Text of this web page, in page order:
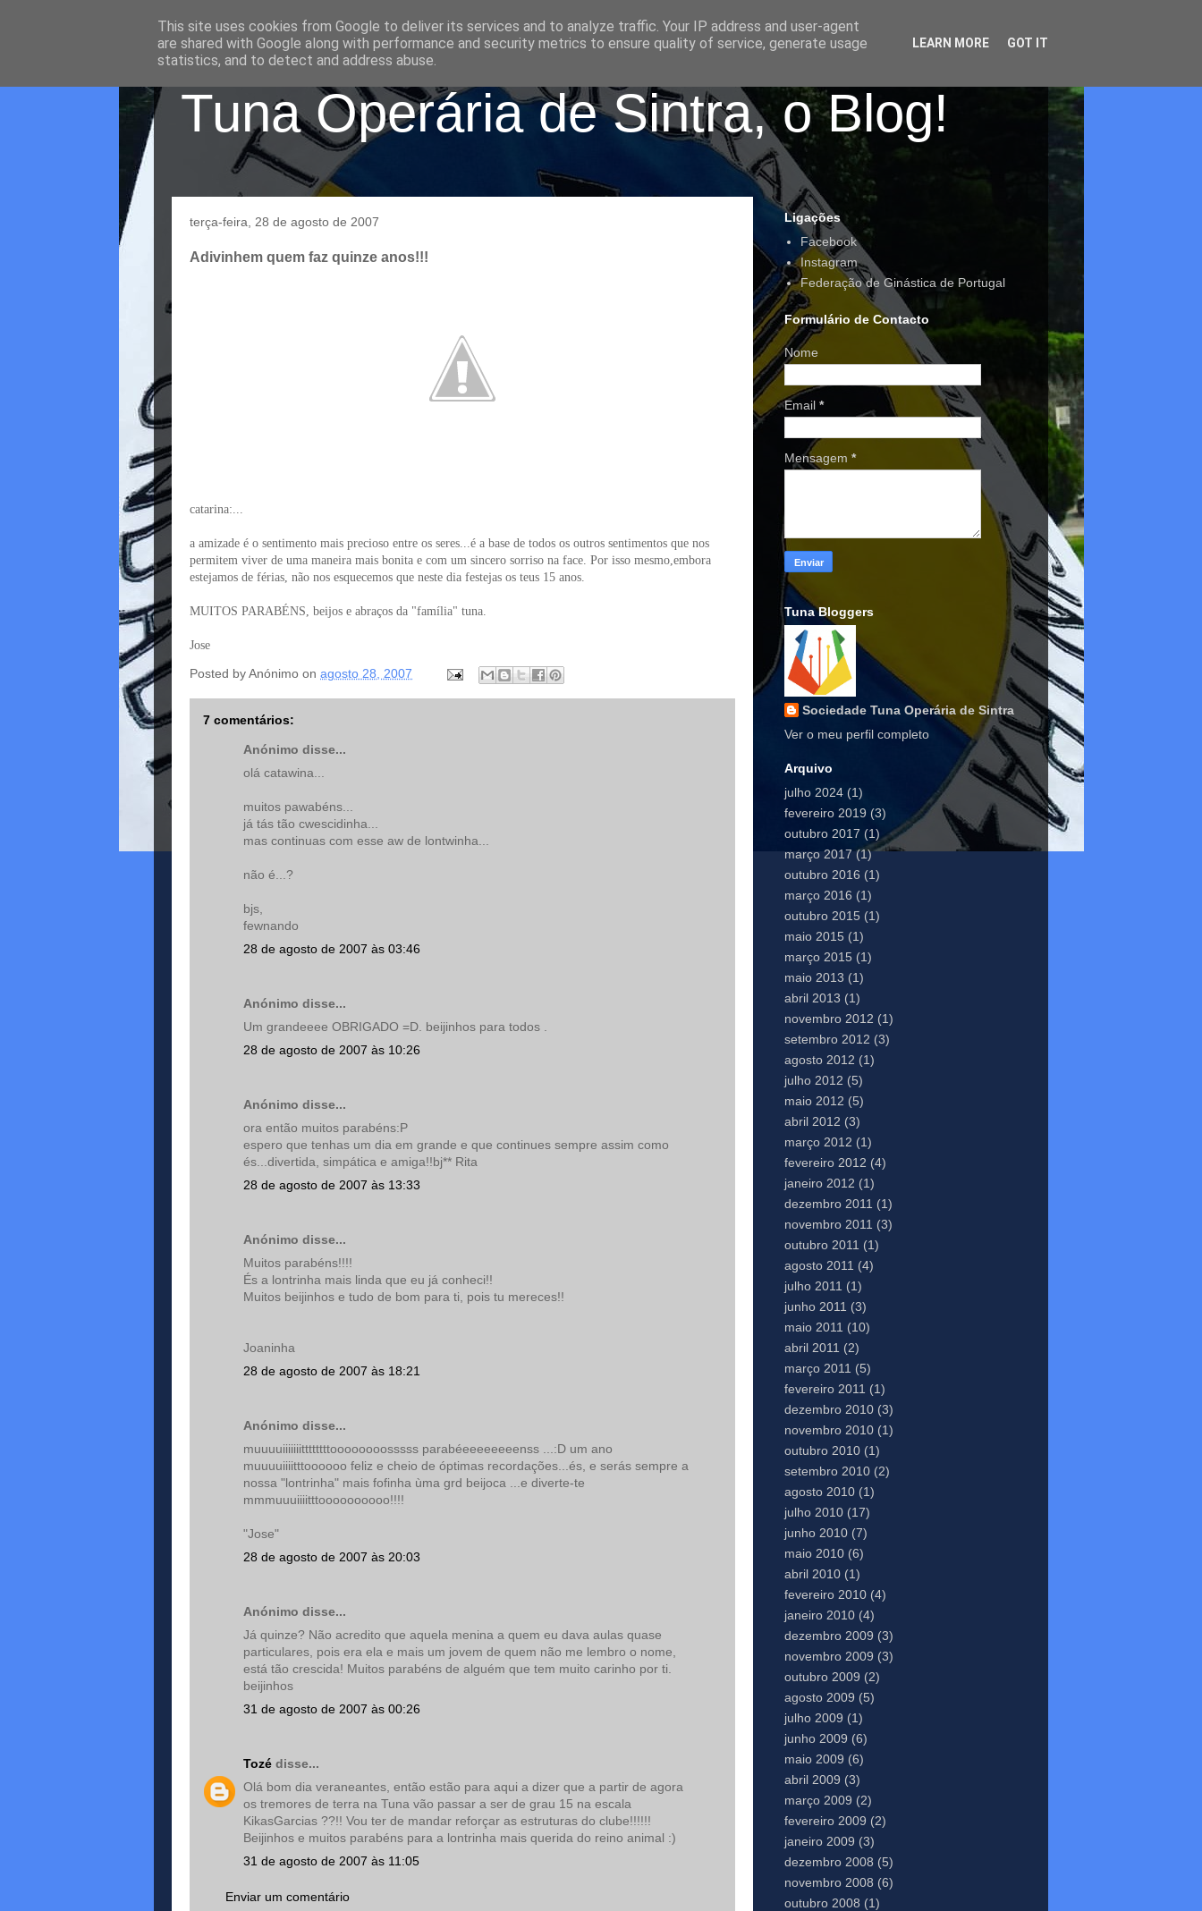
Tuna Operária de Sintra, o Blog!
terça-feira, 28 de agosto de 2007
Adivinhem quem faz quinze anos!!!
catarina:...
a amizade é o sentimento mais precioso entre os seres...é a base de todos os outros sentimentos que nos
permitem viver de uma maneira mais bonita e com um sincero sorriso na face. Por isso mesmo,embora
estejamos de férias, não nos esquecemos que neste dia festejas os teus 15 anos.
MUITOS PARABÉNS, beijos e abraços da "família" tuna.
Jose
Posted byAnónimo on agosto 28, 2007
7 comentários:
Anónimo disse...
olá catawina...
muitos pawabéns...
já tás tão cwescidinha...
mas continuas com esse aw de lontwinha...
não é...?
bjs,
fewnando
28 de agosto de 2007 às 03:46
Anónimo disse...
Um grandeeee OBRIGADO =D. beijinhos para todos .
28 de agosto de 2007 às 10:26
Anónimo disse...
ora então muitos parabéns:P
espero que tenhas um dia em grande e que continues sempre assim como
és...divertida, simpática e amiga!!bj** Rita
28 de agosto de 2007 às 13:33
Anónimo disse...
Muitos parabéns!!!!
És a lontrinha mais linda que eu já conheci!!
Muitos beijinhos e tudo de bom para ti, pois tu mereces!!
Joaninha
28 de agosto de 2007 às 18:21
Anónimo disse...
muuuuiiiiiiittttttttoooooooosssss parabéeeeeeeeenss ...:D um ano
muuuuiiiitttoooooo feliz e cheio de óptimas recordações...és, e serás sempre a
nossa "lontrinha" mais fofinha ùma grd beijoca ...e diverte-te
mmmuuuiiiitttoooooooooo!!!!
"Jose"
28 de agosto de 2007 às 20:03
Anónimo disse...
Já quinze? Não acredito que aquela menina a quem eu dava aulas quase
particulares, pois era ela e mais um jovem de quem não me lembro o nome,
está tão crescida! Muitos parabéns de alguém que tem muito carinho por ti.
beijinhos
31 de agosto de 2007 às 00:26
Tozé disse...
Olá bom dia veraneantes, então estão para aqui a dizer que a partir de agora
os tremores de terra na Tuna vão passar a ser de grau 15 na escala
KikasGarcias ??!! Vou ter de mandar reforçar as estruturas do clube!!!!!!
Beijinhos e muitos parabéns para a lontrinha mais querida do reino animal :)
31 de agosto de 2007 às 11:05
Enviar um comentário
Ligações
Facebook
Instagram
Federação de Ginástica de Portugal
Formulário de Contacto
Nome
Email *
Mensagem *
Tuna Bloggers
Sociedade Tuna Operária de Sintra
Ver o meu perfil completo
Arquivo
julho 2024 (1)
fevereiro 2019 (3)
outubro 2017 (1)
março 2017 (1)
outubro 2016 (1)
março 2016 (1)
outubro 2015 (1)
maio 2015 (1)
março 2015 (1)
maio 2013 (1)
abril 2013 (1)
novembro 2012 (1)
setembro 2012 (3)
agosto 2012 (1)
julho 2012 (5)
maio 2012 (5)
abril 2012 (3)
março 2012 (1)
fevereiro 2012 (4)
janeiro 2012 (1)
dezembro 2011 (1)
novembro 2011 (3)
outubro 2011 (1)
agosto 2011 (4)
julho 2011 (1)
junho 2011 (3)
maio 2011 (10)
abril 2011 (2)
março 2011 (5)
fevereiro 2011 (1)
dezembro 2010 (3)
novembro 2010 (1)
outubro 2010 (1)
setembro 2010 (2)
agosto 2010 (1)
julho 2010 (17)
junho 2010 (7)
maio 2010 (6)
abril 2010 (1)
fevereiro 2010 (4)
janeiro 2010 (4)
dezembro 2009 (3)
novembro 2009 (3)
outubro 2009 (2)
agosto 2009 (5)
julho 2009 (1)
junho 2009 (6)
maio 2009 (6)
abril 2009 (3)
março 2009 (2)
fevereiro 2009 (2)
janeiro 2009 (3)
dezembro 2008 (5)
novembro 2008 (6)
outubro 2008 (1)
This site uses cookies from Google to deliver its services and to analyze traffic. Your IP address and user-agent
are shared with Google along with performance and security metrics to ensure quality of service, generate usage
statistics, and to detect and address abuse.
LEARN MORE GOT IT